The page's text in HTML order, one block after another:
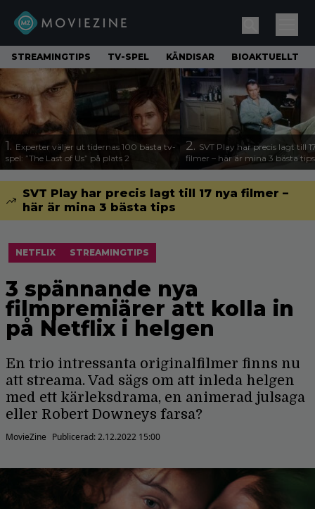
STREAMINGTIPS TV-SPEL KÄNDISAR BIOAKTUELLT
1. Experter väljer ut tidernas 100 bästa tv-
spel: ”The Last of Us” på plats 2
2. SVT Play har precis lagt till
filmer – här är mina 3 bästa tips
SVT Play har precis lagt till 17 nya filmer –
här är mina 3 bästa tips
NETFLIX STREAMINGTIPS
3 spännande nya
filmpremiärer att kolla in
på Netflix i helgen
En trio intressanta originalfilmer finns nu
att streama. Vad sägs om att inleda helgen
med ett kärleksdrama, en animerad julsaga
eller Robert Downeys farsa?
MovieZine Publicerad:2.12.2022 15:00